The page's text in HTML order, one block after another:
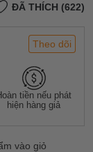
ĐÃ THÍCH (622)
Theo dõi
tiền nếu phát
hiện hàng giả
vào giỏ